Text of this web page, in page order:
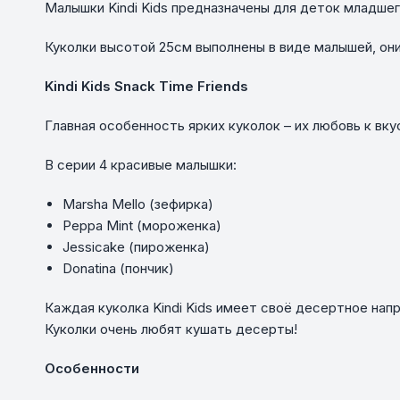
Малышки Kindi Kids предназначены для деток
Куколки высотой 25см выполнены в виде малышей,
Kindi Kids Snack Time Friends
Главная особенность ярких куколок – их любовь к
В серии 4 красивые малышки:
Marsha Mello (зефирка)
Peppa Mint (мороженка)
Jessicake (пироженка)
Donatina (пончик)
Каждая куколка Kindi Kids имеет своё десертное
Куколки очень любят кушать десерты!
Особенности